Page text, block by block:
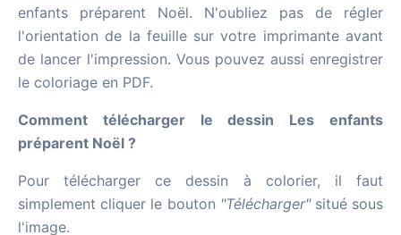
enfants préparent Noël. N'oubliez pas de régler
l'orientation de la feuille sur votre imprimante avant
de lancer l'impression. Vous pouvez aussi enregistrer
le coloriage en PDF.
Comment télécharger le dessin Les enfants
préparent Noël ?
Pour télécharger ce dessin à colorier, il faut
simplement cliquer le bouton "Télécharger"situé sous
l'image.